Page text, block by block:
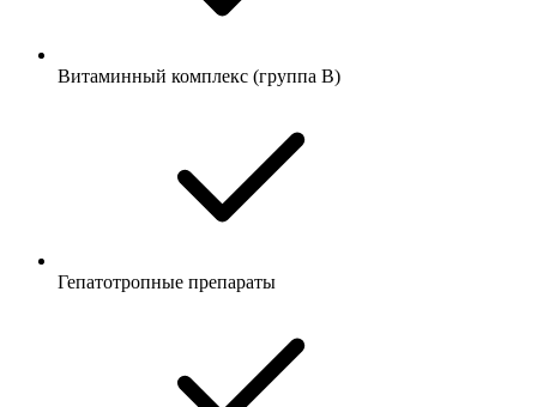
Витаминный комплекс (группа B)
Гепатотропные препараты